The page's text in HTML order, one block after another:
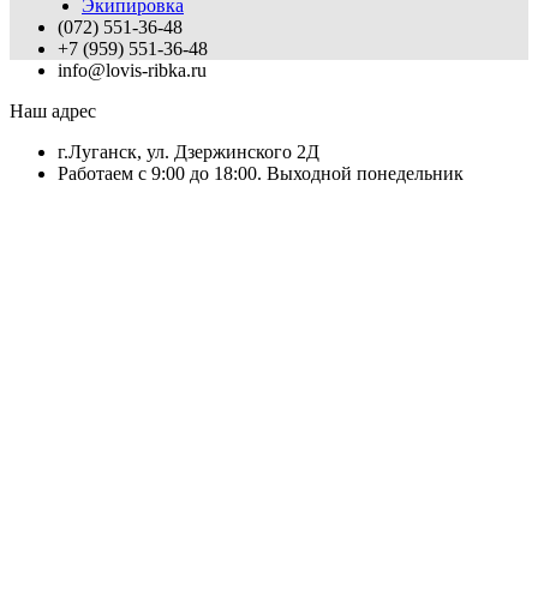
Экипировка
(072) 551-36-48
+7 (959) 551-36-48
info@lovis-ribka.ru
Наш адрес
г.Луганск, ул. Дзержинского 2Д
Работаем с 9:00 до 18:00. Выходной понедельник